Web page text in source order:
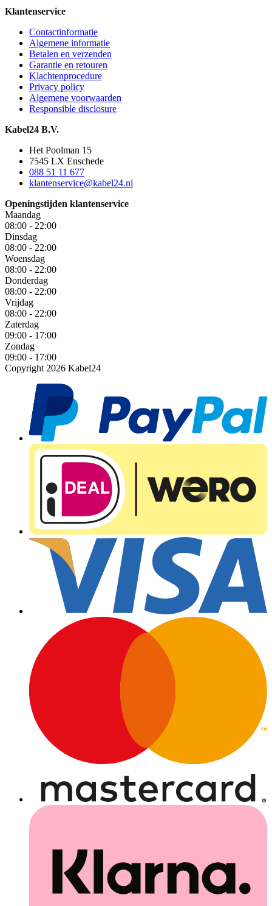
Klantenservice
Contactinformatie
Algemene informatie
Betalen en verzenden
Garantie en retouren
Klachtenprocedure
Privacy policy
Algemene voorwaarden
Responsible disclosure
Kabel24 B.V.
Het Poolman 15
7545 LX Enschede
088 51 11 677
klantenservice@kabel24.nl
Openingstijden klantenservice
Maandag
08:00 - 22:00
Dinsdag
08:00 - 22:00
Woensdag
08:00 - 22:00
Donderdag
08:00 - 22:00
Vrijdag
08:00 - 22:00
Zaterdag
09:00 - 17:00
Zondag
09:00 - 17:00
Copyright 2026 Kabel24